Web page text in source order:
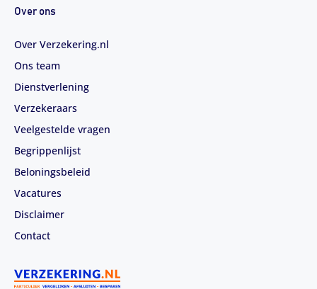
Over ons
Over Verzekering.nl
Ons team
Dienstverlening
Verzekeraars
Veelgestelde vragen
Begrippenlijst
Beloningsbeleid
Vacatures
Disclaimer
Contact